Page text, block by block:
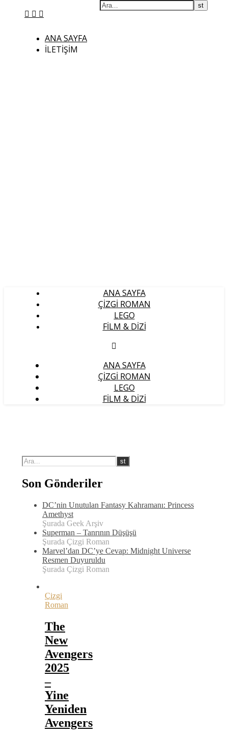
ANA SAYFA
İLETIŞIM
ANA SAYFA
ÇIZGI ROMAN
LEGO
FILM & DIZI
ANA SAYFA
ÇIZGI ROMAN
LEGO
FILM & DIZI
Son Gönderiler
DC’nin Unutulan Fantasy Kahramanı: Princess
Amethyst
Şurada Geek Arşiv
Superman – Tanrının Düşüşü
Şurada Çizgi Roman
Marvel’dan DC’ye Cevap: Midnight Universe
Resmen Duyuruldu
Şurada Çizgi Roman
Çizgi
Roman
The
New
Avengers
2025
–
Yine
Yeniden
Avengers